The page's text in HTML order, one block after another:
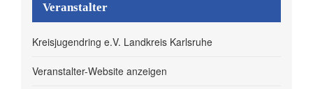
Veranstalter
Kreisjugendring e.V. Landkreis Karlsruhe
Veranstalter-Website anzeigen